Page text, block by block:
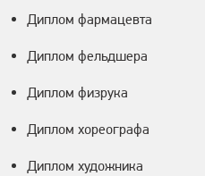
Диплом фармацевта
Диплом фельдшера
Диплом физрука
Диплом хореографа
Диплом художника